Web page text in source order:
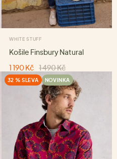
WHITE STUFF
Košile Finsbury Natural
1 190 Kč 1 490 Kč
32 % SLEVA NOVINKA